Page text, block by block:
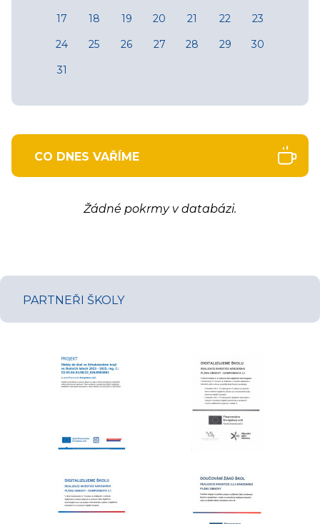
17
18 19 20 21 22
23
24
25 26 27 28 29
30
31
CO DNES VAŘÍME
Žádné pokrmy v databázi.
PARTNEŘI ŠKOLY